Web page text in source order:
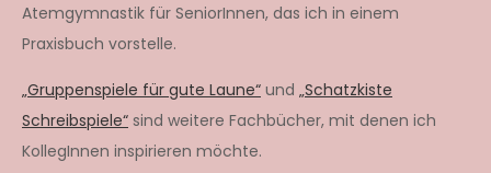
Atemgymnastik für SeniorInnen, das ich in einem
Praxisbuch vorstelle.
„Gruppenspiele für gute Laune“ und „Schatzkiste
Schreibspiele“ sind weitere Fachbücher, mit denen ich
KollegInnen inspirieren möchte.